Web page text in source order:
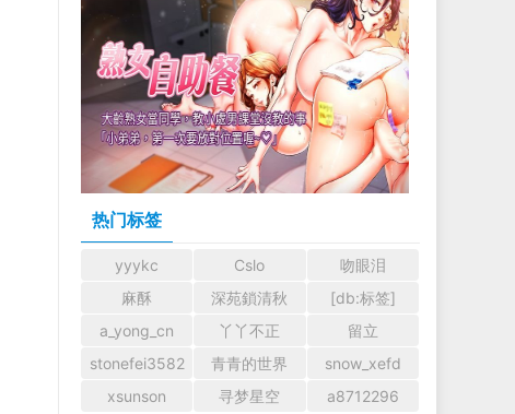
热门标签
yyykc Cslo
吻眼泪
麻酥
深苑鎖清秋
[db:标签]
a_yong_cn
丫丫不正
留立
stonefei3582
青青的世界
snow_xefd
xsunson
寻梦星空 a8712296